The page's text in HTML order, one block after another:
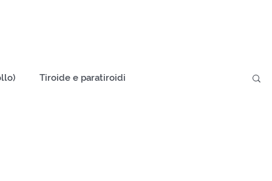
Tiroide e paratiroidi